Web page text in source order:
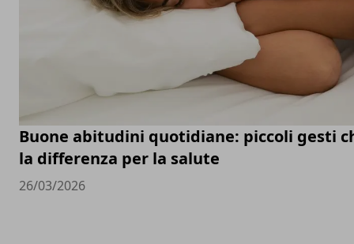
Buone abitudini quotidiane: piccoli gesti
la differenza per la salute
26/03/2026